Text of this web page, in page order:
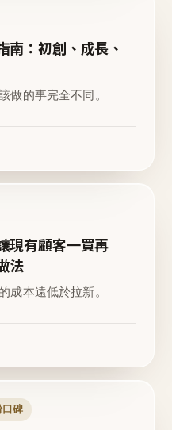
南：初創、成長、
做的事完全不同。
現有顧客一買再
法
成本遠低於拉新。
口碑